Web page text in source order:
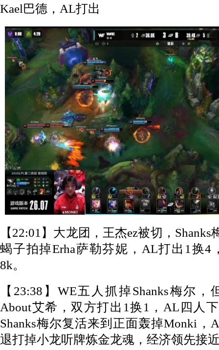
Kael巴德，AL打出
【22:01】大龙团，王杰ez被切，Shanks
蝎子拍掉Erha萨勒芬妮，AL打出1换4
8k。
【23:38】WE五人抓掉Shanks梅尔，
About艾希，双方打出1换1，AL四人
Shanks梅尔复活来到正面轰掉Monki，
退打掉小龙听牌炼金龙魂，经济领先接